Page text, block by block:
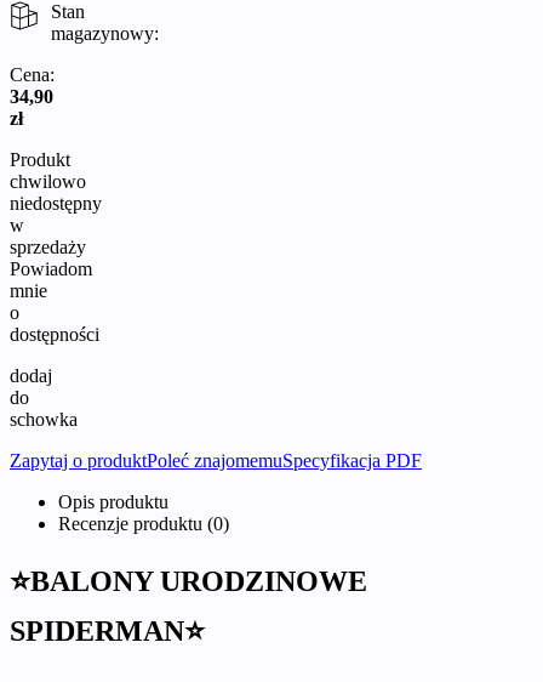
Stan
magazynowy:
Cena:
34,90
zł
Produkt
chwilowo
niedostępny
w
sprzedaży
Powiadom
mnie
o
dostępności
dodaj
do
schowka
Zapytaj o produktPoleć znajomemuSpecyfikacja PDF
Opis produktu
Recenzje produktu (0)
⭐BALONY URODZINOWE
SPIDERMAN⭐